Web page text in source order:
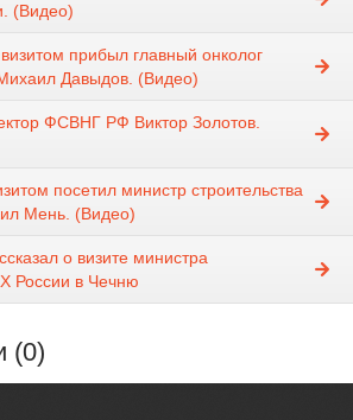
(Видео)
прибыл главный онколог
Давыдов. (Видео)
ФСВНГ РФ Виктор Золотов.
посетил министр строительства
Мень. (Видео)
о визите министра
России в Чечню
(0)